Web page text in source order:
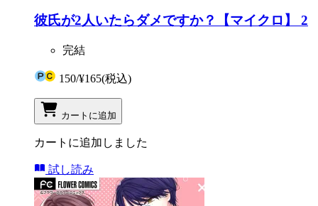
彼氏が2人いたらダメですか？【マイクロ】 2
完結
150/¥165(税込)
カートに追加
カートに追加しました
試し読み